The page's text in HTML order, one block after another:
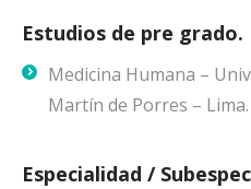
Estudios de pre grado.
Medicina Humana –
Martín de Porres – Lima.
Especialidad /